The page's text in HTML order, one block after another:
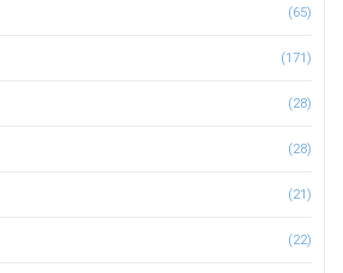
(65)
(171)
(28)
(28)
(21)
(22)